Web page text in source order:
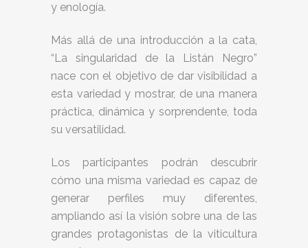
y enología.
Más allá de una introducción a la cata,
“La singularidad de la Listán Negro”
nace con el objetivo de dar visibilidad a
esta variedad y mostrar, de una manera
práctica, dinámica y sorprendente, toda
su versatilidad.
Los participantes podrán descubrir
cómo una misma variedad es capaz de
generar perfiles muy diferentes,
ampliando así la visión sobre una de las
grandes protagonistas de la viticultura